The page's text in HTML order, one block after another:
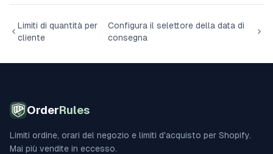
Limiti di quantità per
cliente
Configura il selettore della data di
consegna
OrderRules
Limiti ordine, orari del negozio e limiti d'acquisto per Shopify.
Mai più vendite in eccesso.